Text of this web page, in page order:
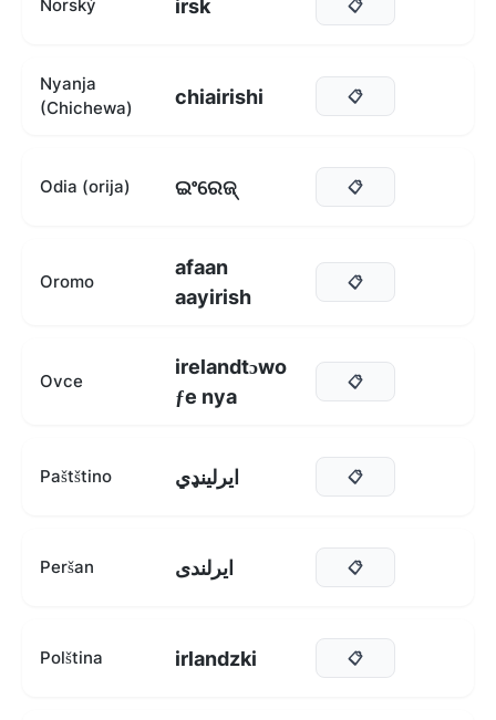
Norský irsk 📋
Nyanja
(Chichewa)
chiairishi 📋
Odia (orija) ଇଂରେଜ୍ 📋
Oromo
afaan
aayirish
📋
Ovce
irelandtɔwo
ƒe nya
📋
Paštštino ایرلینډي 📋
Peršan ایرلندی 📋
Polština irlandzki 📋